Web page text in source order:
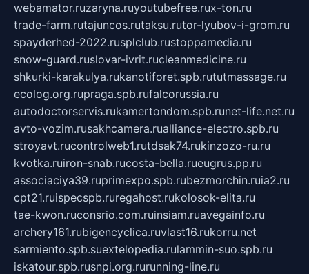
webamator.ruzaryna.ruyoutubefree.rux-ton.ru
trade-farm.rutajuncos.rutaksu.rutor-lyubov-i-grom.ru
spayderhed-2022.rusplclub.rustoppamedia.ru
snow-guard.ruslovar-ivrit.rucleanmedicine.ru
shkurki-karakulya.rukanotiforet.spb.rututmassage.ru
ecolog.org.rupraga.spb.rufalcorussia.ru
autodoctorservis.rukamertondom.spb.runet-life.net.ru
avto-vozim.rusakhcamera.rualliance-electro.spb.ru
stroyavt.rucontrolweb1.rutdsak74.rukinzozo-ru.ru
kvotka.ruiron-snab.rucosta-bella.rueugrus.pp.ru
associaciya39.ruprimexpo.spb.rubezmorchin.ruia2.ru
cpt21.ruispecspb.ruregahost.rukolosok-elita.ru
tae-kwon.ruconsrio.com.ruinsiam.ruavegainfo.ru
archery161.rubigencyclica.ruvlast16.rukorru.net
sarmiento.spb.suextelopedia.rulammin-suo.spb.ru
iskatour.spb.rusnpi.org.rurunning-line.ru